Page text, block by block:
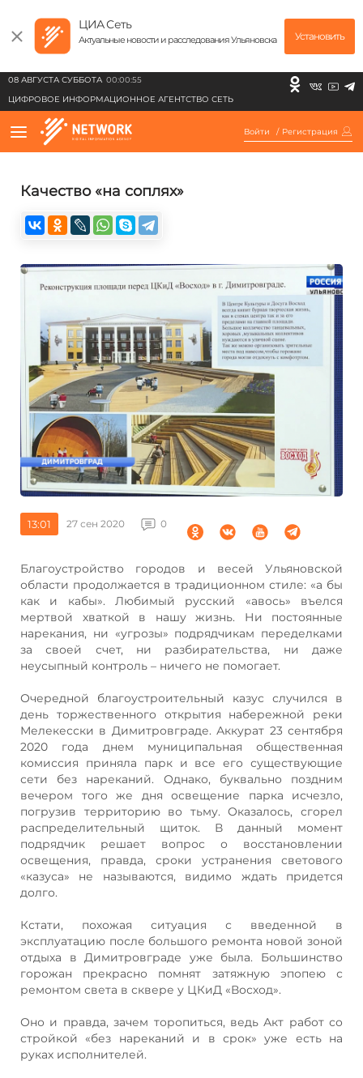
ЦИА Сеть
Актуальные новости и расследования Ульяновска Установить
08 АВГУСТА СУББОТА 00:00:55
ЦИФРОВОЕ ИНФОРМАЦИОННОЕ АГЕНТСТВО СЕТЬ
Войти / Регистрация
Качество «на соплях»
13:01 27 сен 2020 0
Благоустройство городов и весей Ульяновской
области продолжается в традиционном стиле: «а бы
как и кабы». Любимый русский «авось» въелся
мертвой хваткой в нашу жизнь. Ни постоянные
нарекания, ни «угрозы» подрядчикам переделками
за своей счет, ни разбирательства, ни даже
неусыпный контроль – ничего не помогает.
Очередной благоустроительный казус случился в
день торжественного открытия набережной реки
Мелекесски в Димитровграде. Аккурат 23 сентября
2020 года днем муниципальная общественная
комиссия приняла парк и все его существующие
сети без нареканий. Однако, буквально поздним
вечером того же дня освещение парка исчезло,
погрузив территорию во тьму. Оказалось, сгорел
распределительный щиток. В данный момент
подрядчик решает вопрос о восстановлении
освещения, правда, сроки устранения светового
«казуса» не называются, видимо ждать придется
долго.
Кстати, похожая ситуация с введенной в
эксплуатацию после большого ремонта новой зоной
отдыха в Димитровграде уже была. Большинство
горожан прекрасно помнят затяжную эпопею с
ремонтом света в сквере у ЦКиД «Восход».
Оно и правда, зачем торопиться, ведь Акт работ со
стройкой «без нареканий и в срок» уже есть на
руках исполнителей.